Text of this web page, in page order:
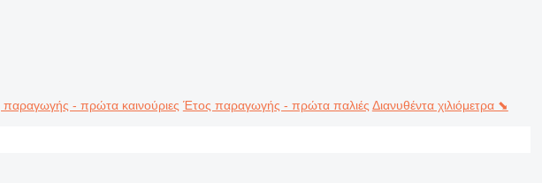
- πρώτα καινούριες Έτος παραγωγής - πρώτα παλιές Διανυθέντα χιλιόμετρα ⬊